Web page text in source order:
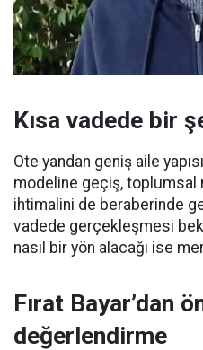
Kısa vadede bir
Öte yandan geniş aile
modeline geçiş, toplumsal
ihtimalini de beraberinde
vadede gerçekleşmesi
nasıl bir yön alacağı ise
Fırat Bayar’dan
değerlendirme